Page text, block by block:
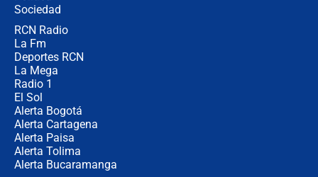
Sociedad
RCN Radio
La Fm
Deportes RCN
La Mega
Radio 1
El Sol
Alerta Bogotá
Alerta Cartagena
Alerta Paisa
Alerta Tolima
Alerta Bucaramanga